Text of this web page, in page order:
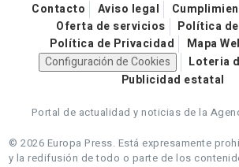
Contacto Aviso legal
Oferta de servicios
Política
Política de Privacidad
Mapa
Configuración de Cookies
Loteria
Publicidad estatal
Portal de actualidad y noticias de la
© 2026 Europa Press. Está expresamente
y la redifusión de todo o parte de los